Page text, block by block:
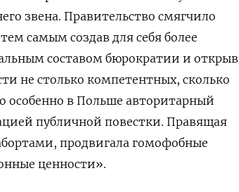
звена. Правительство смягчило
самым создав для себя более
составом бюрократии и открыв
не столько компетентных, сколько
особенно в Польше авторитарный
публичной повестки. Правящая
продвигала гомофобные
ценности».